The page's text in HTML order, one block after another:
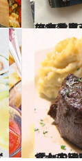
アラモアナセンターではこれを買うべし！ ハワイの定番土産は最新モードで
旅＆お出